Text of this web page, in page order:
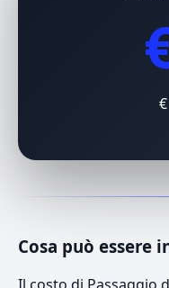
Cosa può essere
Il costo di Passaggio